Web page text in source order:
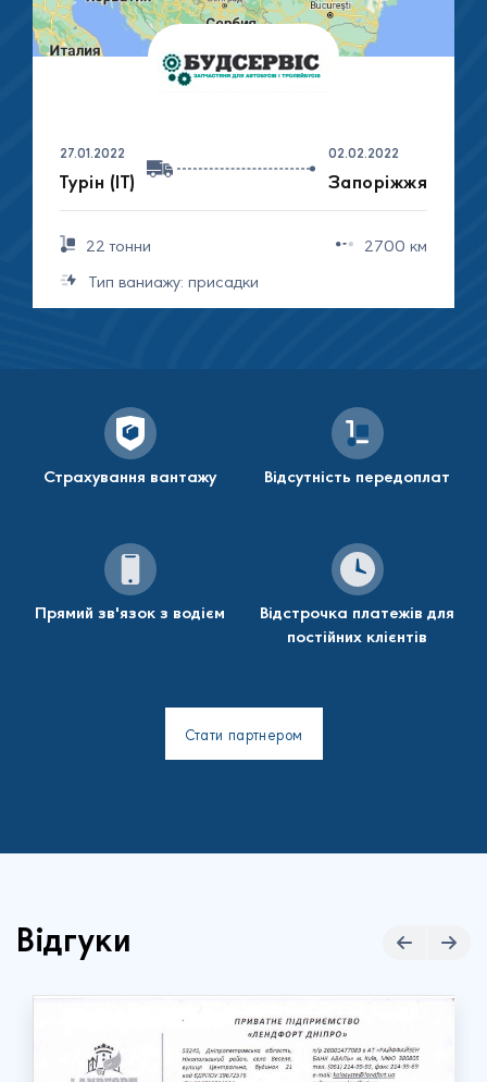
27.01.2022
Турін (IT)
02.02.2022
Запоріжжя
22 тонни
2700 км
Тип ваниажу: присадки
Страхування вантажу Відсутність передоплат
Прямий зв'язок з водієм
Відстрочка платежів для
постійних клієнтів
Стати партнером
Відгуки